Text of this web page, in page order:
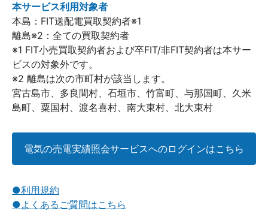
本サービス利用対象者
本島：FIT送配電買取契約者※1
離島※2：全ての買取契約者
※1 FIT小売買取契約者および卒FIT/非FIT契約者は本サー
ビスの対象外です。
※2 離島は次の市町村が該当します。
宮古島市、多良間村、石垣市、竹富町、与那国町、久米
島町、粟国村、渡名喜村、南大東村、北大東村
電気の売電実績照会サービスへのログインはこちら
●利用規約
●よくあるご質問はこちら